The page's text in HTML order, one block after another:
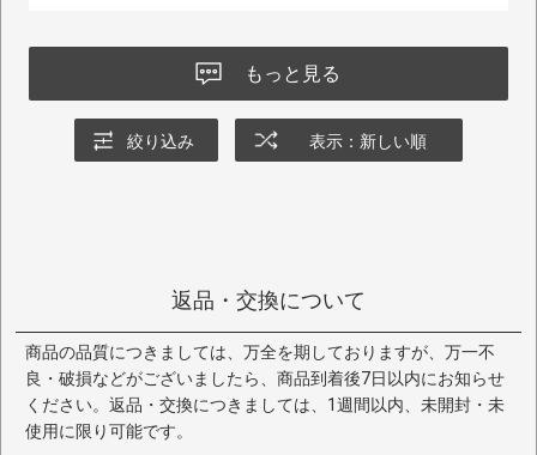
もっと見る
絞り込み 表示：新しい順
返品・交換について
商品の品質につきましては、万全を期しておりますが、万一不
良・破損などがございましたら、商品到着後7日以内にお知らせ
ください。返品・交換につきましては、1週間以内、未開封・未
使用に限り可能です。